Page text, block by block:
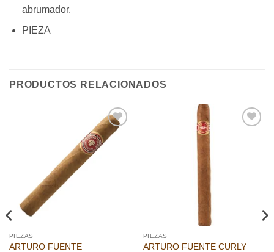
abrumador.
PIEZA
PRODUCTOS RELACIONADOS
Añadir
PIEZAS
ARTURO FUENTE
PIEZAS
ARTURO FUENTE CURLY